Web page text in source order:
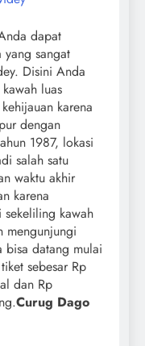
dapat
yang sangat
Disini Anda
luas
karena
dengan
1987, lokasi
salah satu
waktu akhir
karena
sekeliling kawah
mengunjungi
bisa datang mulai
sebesar Rp
dan Rp
Curug Dago